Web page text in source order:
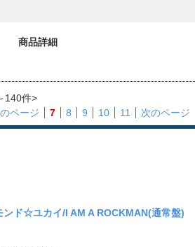
商品詳細
140件>
ページ
7 8 9 10 11 次のページ
ンド☆ユカイ/I AM A ROCKMAN(通常盤)